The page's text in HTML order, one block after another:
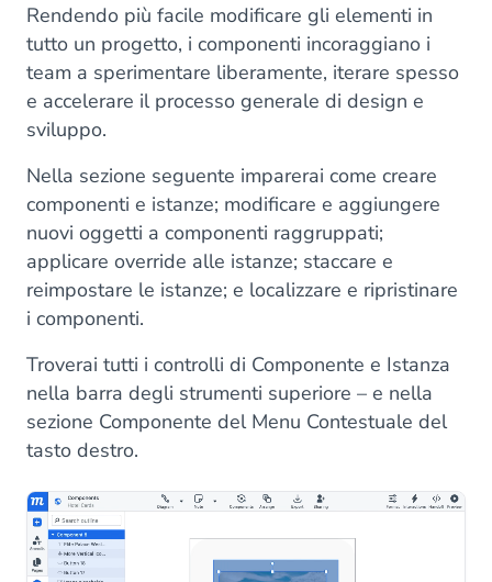
Rendendo più facile modificare gli elementi in
tutto un progetto, i componenti incoraggiano i
team a sperimentare liberamente, iterare spesso
e accelerare il processo generale di design e
sviluppo.
Nella sezione seguente imparerai come creare
componenti e istanze; modificare e aggiungere
nuovi oggetti a componenti raggruppati;
applicare override alle istanze; staccare e
reimpostare le istanze; e localizzare e ripristinare
i componenti.
Troverai tutti i controlli di Componente e Istanza
nella barra degli strumenti superiore – e nella
sezione Componente del Menu Contestuale del
tasto destro.